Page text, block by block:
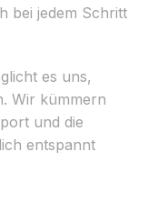
bei jedem Schritt
es uns,
Wir kümmern
und die
entspannt